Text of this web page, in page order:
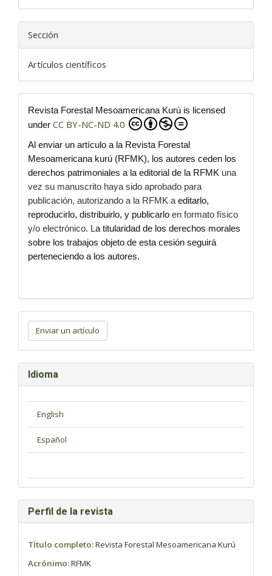
Sección
Artículos científicos
Revista Forestal Mesoamericana Kurú is licensed
under CC BY-NC-ND 4.0
Al enviar un artículo a la Revista Forestal
Mesoamericana kurú (RFMK), los autores ceden los
derechos patrimoniales a la editorial de la RFMK una
vez su manuscrito haya sido aprobado para
publicación, autorizando a la RFMK aeditarlo,
reproducirlo, distribuirlo, y publicarlo en formato físico
y/o electrónico. La titularidad de los derechos morales
sobre los trabajos objeto de esta cesión seguirá
perteneciendo a los autores.
artículo
Enviar un artículo
Idioma
Perfil de la revista
Título completo:Revista Forestal Mesoamericana Kurú
Acrónimo:RFMK